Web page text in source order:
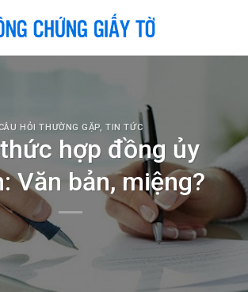
HỎI THƯỜNG GẶP,TIN TỨC
hợp đồng ủy
Văn bản, miệng?